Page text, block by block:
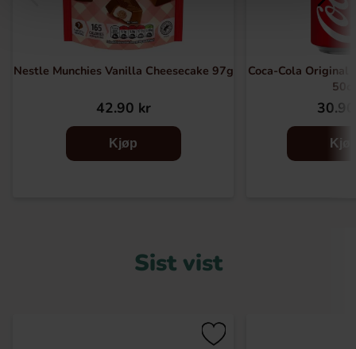
Nestle Munchies Vanilla Cheesecake 97g
42.90 kr
Kjøp
Coca-Cola Original
50cl
Sist vist